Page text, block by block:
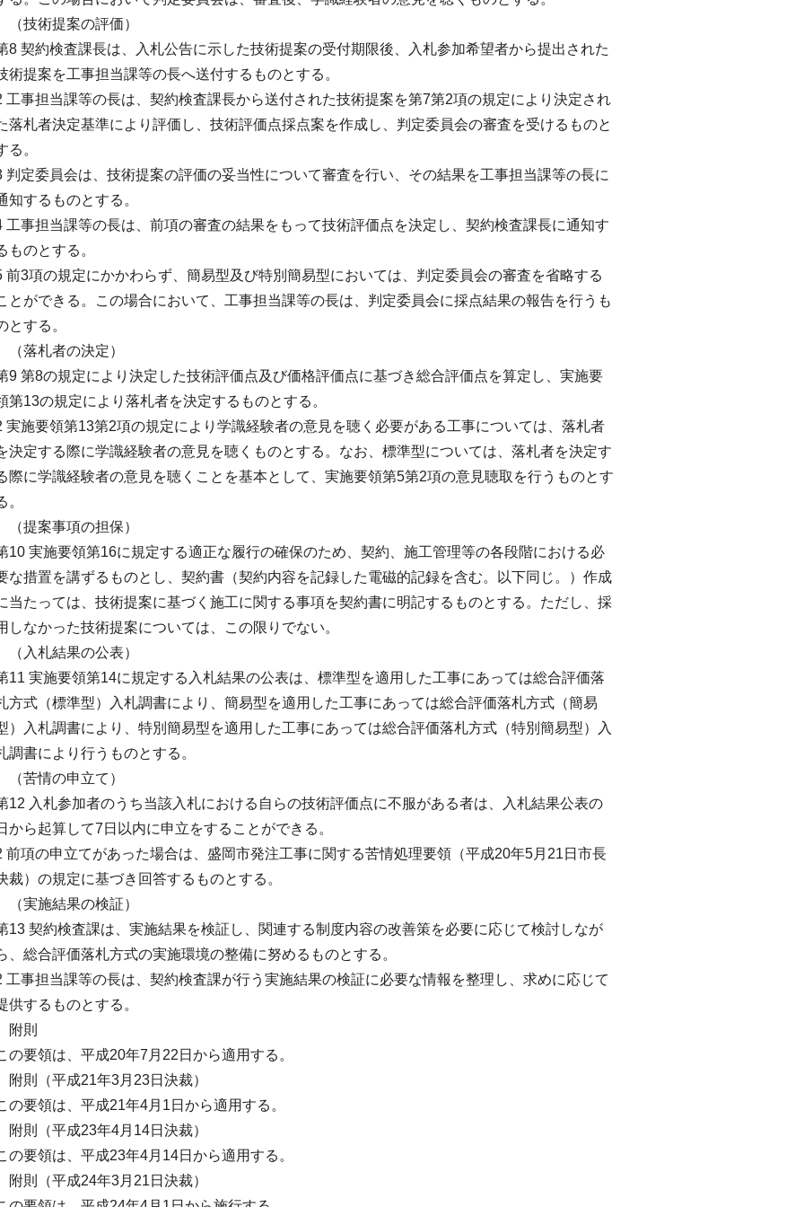
技術提案の評価）
8 契約検査課長は、入札公告に示した技術提案の受付期限後、入札参加希望者から提出された
術提案を工事担当課等の長へ送付するものとする。
工事担当課等の長は、契約検査課長から送付された技術提案を第7第2項の規定により決定され
落札者決定基準により評価し、技術評価点採点案を作成し、判定委員会の審査を受けるものと
る。
判定委員会は、技術提案の評価の妥当性について審査を行い、その結果を工事担当課等の長に
知するものとする。
工事担当課等の長は、前項の審査の結果をもって技術評価点を決定し、契約検査課長に通知す
ものとする。
前3項の規定にかかわらず、簡易型及び特別簡易型においては、判定委員会の審査を省略する
とができる。この場合において、工事担当課等の長は、判定委員会に採点結果の報告を行うも
とする。
落札者の決定）
9 第8の規定により決定した技術評価点及び価格評価点に基づき総合評価点を算定し、実施要
第13の規定により落札者を決定するものとする。
実施要領第13第2項の規定により学識経験者の意見を聴く必要がある工事については、落札者
決定する際に学識経験者の意見を聴くものとする。なお、標準型については、落札者を決定す
際に学識経験者の意見を聴くことを基本として、実施要領第5第2項の意見聴取を行うものとす
。
提案事項の担保）
10 実施要領第16に規定する適正な履行の確保のため、契約、施工管理等の各段階における必
な措置を講ずるものとし、契約書（契約内容を記録した電磁的記録を含む。以下同じ。）作成
当たっては、技術提案に基づく施工に関する事項を契約書に明記するものとする。ただし、採
しなかった技術提案については、この限りでない。
入札結果の公表）
11 実施要領第14に規定する入札結果の公表は、標準型を適用した工事にあっては総合評価落
方式（標準型）入札調書により、簡易型を適用した工事にあっては総合評価落札方式（簡易
）入札調書により、特別簡易型を適用した工事にあっては総合評価落札方式（特別簡易型）入
調書により行うものとする。
苦情の申立て）
12 入札参加者のうち当該入札における自らの技術評価点に不服がある者は、入札結果公表の
から起算して7日以内に申立をすることができる。
前項の申立てがあった場合は、盛岡市発注工事に関する苦情処理要領（平成20年5月21日市長
裁）の規定に基づき回答するものとする。
実施結果の検証）
13 契約検査課は、実施結果を検証し、関連する制度内容の改善策を必要に応じて検討しなが
、総合評価落札方式の実施環境の整備に努めるものとする。
工事担当課等の長は、契約検査課が行う実施結果の検証に必要な情報を整理し、求めに応じて
供するものとする。
則
の要領は、平成20年7月22日から適用する。
則（平成21年3月23日決裁）
の要領は、平成21年4月1日から適用する。
則（平成23年4月14日決裁）
の要領は、平成23年4月14日から適用する。
則（平成24年3月21日決裁）